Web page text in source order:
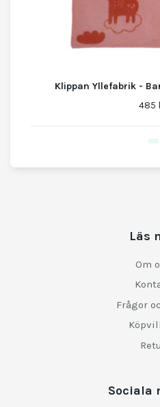
Klippan Yllefabrik -
485
Läs
Om
Frågor
Sociala